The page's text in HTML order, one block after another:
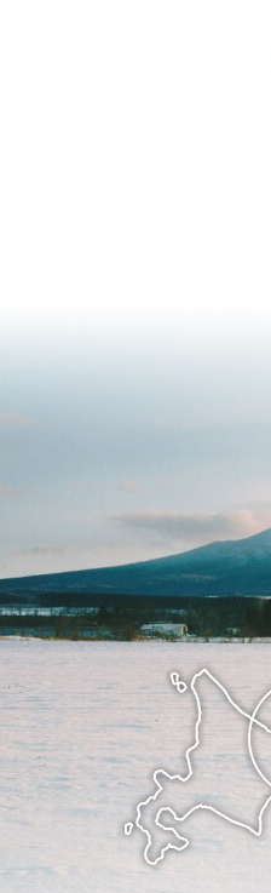
斜
里
町
の
位
置
を